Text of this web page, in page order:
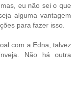
eu não sei o que
alguma vantagem
para fazer isso.
com a Edna, talvez
Não há outra